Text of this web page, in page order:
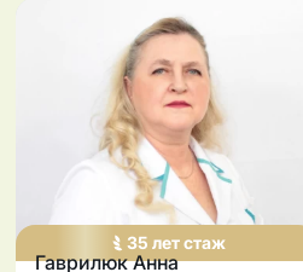
35 летстаж
Гаврилюк Анна